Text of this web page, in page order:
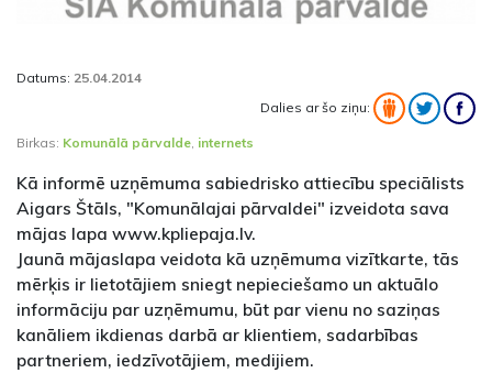
Datums: 25.04.2014
Dalies ar šo ziņu:
Birkas: Komunālā pārvalde, internets
Kā informē uzņēmuma sabiedrisko attiecību speciālists
Aigars Štāls, "Komunālajai pārvaldei" izveidota sava
mājas lapa www.kpliepaja.lv.
Jaunā mājaslapa veidota kā uzņēmuma vizītkarte, tās
mērķis ir lietotājiem sniegt nepieciešamo un aktuālo
informāciju par uzņēmumu, būt par vienu no saziņas
kanāliem ikdienas darbā ar klientiem, sadarbības
partneriem, iedzīvotājiem, medijiem.